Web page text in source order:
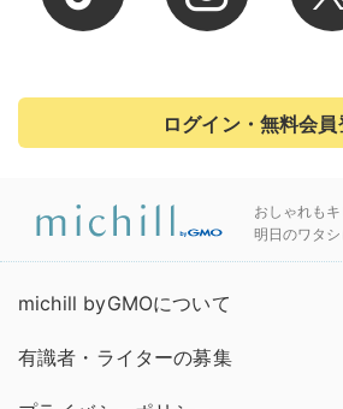
ログイン・無料会員
おしゃれもキ
明日のワタ
michill byGMOについて
有識者・ライターの募集